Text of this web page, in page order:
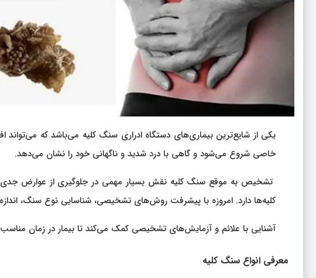
یکی از شایع‌ترین بیماری‌های دستگاه ادراری سنگ کلیه می‌باشد که می‌تواند
خاصی شروع می‌شود و گاهی با درد شدید و ناگهانی خود را نشان می‌دهد.
تشخیص به‌ موقع سنگ کلیه نقش بسیار مهمی در جلوگیری از عوارض جدی
کلیه‌ها دارد. امروزه با پیشرفت روش‌های تشخیصی، شناسایی نوع سنگ،
آشنایی با علائم و آزمایش‌های تشخیصی کمک می‌کند تا بیمار در زمان
معرفی انواع سنگ کلیه